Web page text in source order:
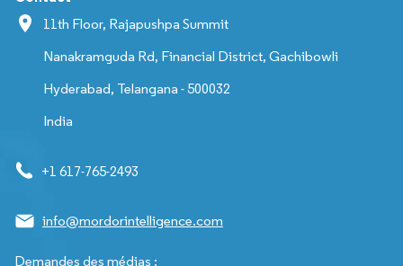
11th Floor, Rajapushpa Summit
Nanakramguda Rd, Financial District, Gachibowli
Hyderabad, Telangana - 500032
India
+1 617-765-2493
info@mordorintelligence.com
Demandes des médias :